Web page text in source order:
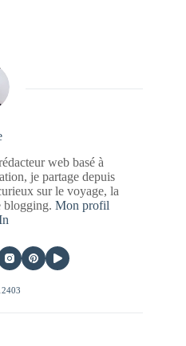
web basé à
je partage depuis
sur le voyage, la
blogging. Mon profil